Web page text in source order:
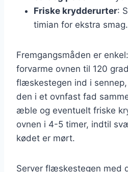
Friske krydderurter:
timian for ekstra smag.
Fremgangsmåden er
forvarme ovnen til 120
flæskestegen ind i
den i et ovnfast fad
æble og eventuelt friske
ovnen i 4-5 timer, indtil
kødet er mørt.
Server flæskestegen med